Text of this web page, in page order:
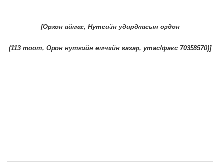
[Орхон аймаг, Нутгийн удирдлагын ордон
(113 тоот, Орон нутгийн өмчийн газар, утас/факс 70358570)]